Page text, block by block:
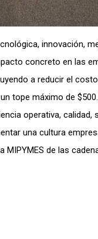
innovación,
concreto en las
a reducir el
tope máximo de
operativa,
una cultura
de las